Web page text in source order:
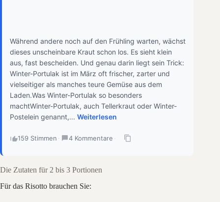
Während andere noch auf den Frühling warten, wächst
dieses unscheinbare Kraut schon los. Es sieht klein
aus, fast bescheiden. Und genau darin liegt sein Trick:
Winter-Portulak ist im März oft frischer, zarter und
vielseitiger als manches teure Gemüse aus dem
Laden.Was Winter-Portulak so besonders
machtWinter-Portulak, auch Tellerkraut oder Winter-
Postelein genannt,... Weiterlesen
159 Stimmen · 4 Kommentare ·
Die Zutaten für 2 bis 3 Portionen
Für das Risotto brauchen Sie: